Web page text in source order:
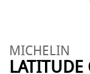
MICHELIN
LATITUDE